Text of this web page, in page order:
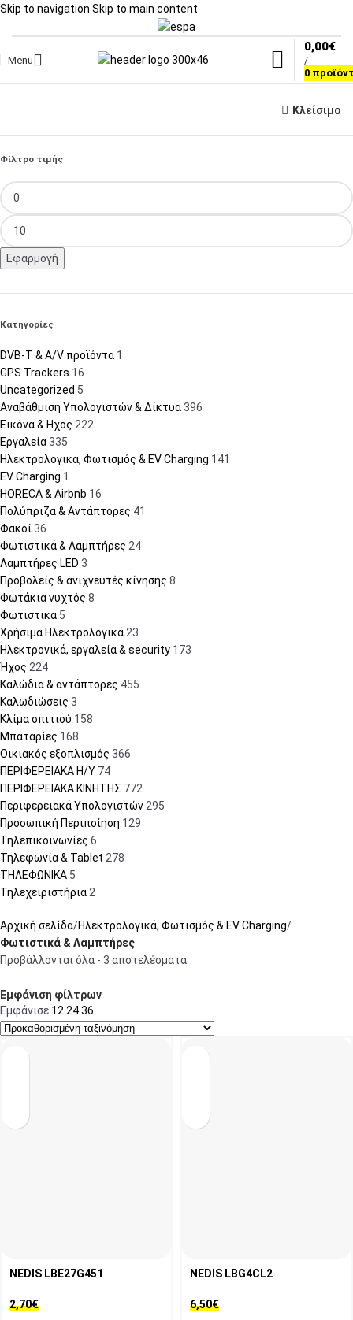
Skip to navigation Skip to main content
Menu
0
/
0,00€
Κλείσιμο
Φίλτρο τιμής
Εφαρμογή
Κατηγορίες
DVB-T & A/V προϊόντα 1
GPS Trackers 16
Uncategorized 5
Αναβάθμιση Υπολογιστών & Δίκτυα 396
Εικόνα & Ηχος 222
Εργαλεία 335
Ηλεκτρολογικά, Φωτισμός & EV Charging 141
EV Charging 1
HORECA & Airbnb 16
Πολύπριζα & Αντάπτορες 41
Φακοί 36
Φωτιστικά & Λαμπτήρες 24
Λαμπτήρες LED 3
Προβολείς & ανιχνευτές κίνησης 8
Φωτάκια νυχτός 8
Φωτιστικά 5
Χρήσιμα Ηλεκτρολογικά23
Ηλεκτρονικά, εργαλεία & security 173
Ήχος 224
Καλώδια & αντάπτορες 455
Καλωδιώσεις 3
Κλίμα σπιτιού 158
Μπαταρίες 168
Οικιακός εξοπλισμός 366
ΠΕΡΙΦΕΡΕΙΑΚΑ Η/Υ 74
ΠΕΡΙΦΕΡΕΙΑΚΑ ΚΙΝΗΤΗΣ 772
Περιφερειακά Υπολογιστών295
Προσωπική Περιποίηση 129
Τηλεπικοινωνίες 6
Τηλεφωνία & Tablet 278
ΤΗΛΕΦΩΝΙΚΑ 5
Τηλεχειριστήρια2
Αρχική σελίδα Ηλεκτρολογικά, Φωτισμός & EV Charging
Φωτιστικά & Λαμπτήρες
Προβάλλονται όλα - 3 αποτελέσματα
Εμφάνιση φίλτρων
Εμφάνισε 122436
NEDIS LBE27G451
2,70€
NEDIS LBG4CL2
6,50€